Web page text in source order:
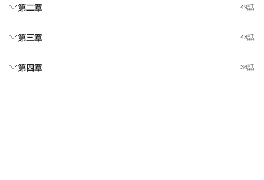
第二章 49話
第三章 48話
第四章 36話